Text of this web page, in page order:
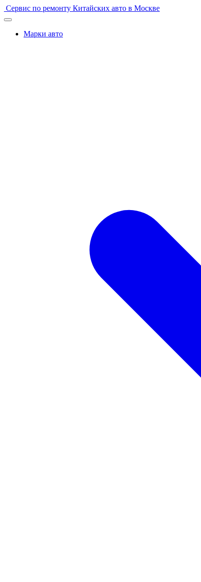
Перейти
к
Сервис по ремонту Китайских авто в Москве
Марки авто